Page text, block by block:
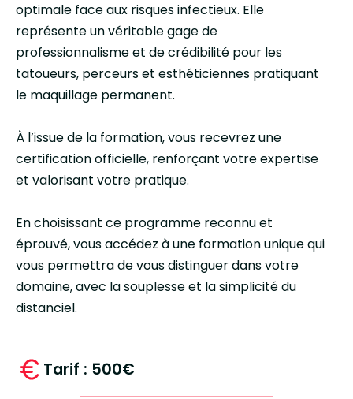
optimale face aux risques infectieux. Elle
représente un véritable gage de
professionnalisme et de crédibilité pour les
tatoueurs, perceurs et esthéticiennes pratiquant
le maquillage permanent.
À l’issue de la formation, vous recevrez une
certification officielle, renforçant votre expertise
et valorisant votre pratique.
En choisissant ce programme reconnu et
éprouvé, vous accédez à une formation unique qui
vous permettra de vous distinguer dans votre
domaine, avec la souplesse et la simplicité du
distanciel.
Tarif : 500€